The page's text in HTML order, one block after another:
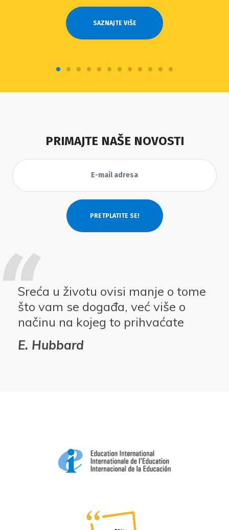
SAZNAJTE VIŠE
PRIMAJTE NAŠE NOVOSTI
Sreća u životu ovisi manje o tome
što vam se događa, već više o
načinu na kojeg to prihvaćate
E. Hubbard